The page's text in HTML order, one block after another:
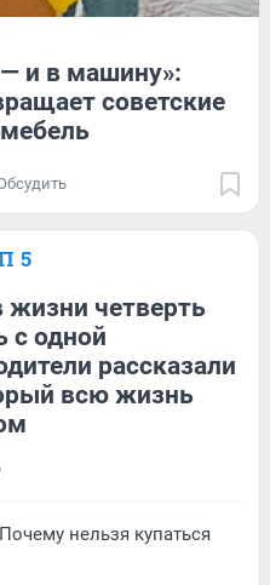
и в машину»:
советские
5
четверть
с одной
рассказали
всю жизнь
нельзя купаться